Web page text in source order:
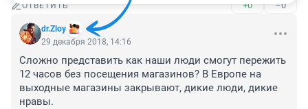
ОТВЕТИТЬ +0 –0
dr.Zloy
29 декабря 2018, 14:16
Сложно представить как наши люди смогут пережить
12 часов без посещения магазинов? В Европе на
выходные магазины закрывают, дикие люди, дикие
нравы.